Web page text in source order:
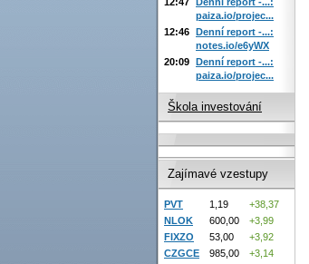
paiza.io/projec...
12:46 Denní report -...:
notes.io/e6yWX
20:09 Denní report -...:
paiza.io/projec...
Škola investování
Zajímavé vzestupy
PVT 1,19
+38,37
NLOK
600,00
+3,99
FIXZO
53,00
+3,92
CZGCE
985,00
+3,14